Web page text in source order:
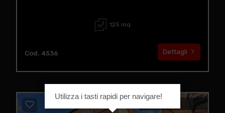
125 mq
Cod. 4536 Dettagli
Utilizza i tasti rapidi per navigare!